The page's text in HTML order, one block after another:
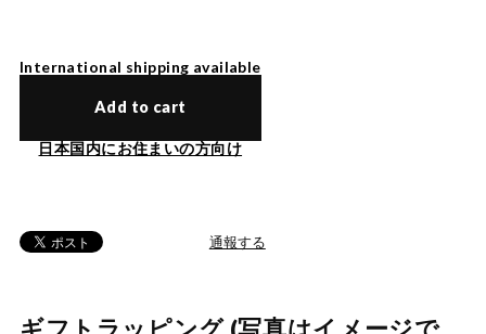
International shipping available
Add to cart
日本国内にお住まいの方向け
通報する